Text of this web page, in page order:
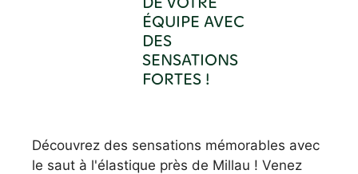
ÉQUIPE AVEC
DES
SENSATIONS
FORTES !
Découvrez des sensations mémorables avec
le saut à l'élastique près de Millau ! Venez